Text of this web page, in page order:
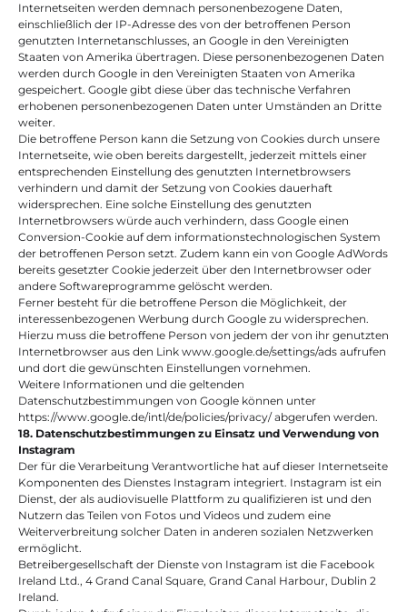
Internetseiten werden demnach personenbezogene Daten,
einschließlich der IP-Adresse des von der betroffenen Person
genutzten Internetanschlusses, an Google in den Vereinigten
Staaten von Amerika übertragen. Diese personenbezogenen Daten
werden durch Google in den Vereinigten Staaten von Amerika
gespeichert. Google gibt diese über das technische Verfahren
erhobenen personenbezogenen Daten unter Umständen an Dritte
weiter.
Die betroffene Person kann die Setzung von Cookies durch unsere
Internetseite, wie oben bereits dargestellt, jederzeit mittels einer
entsprechenden Einstellung des genutzten Internetbrowsers
verhindern und damit der Setzung von Cookies dauerhaft
widersprechen. Eine solche Einstellung des genutzten
Internetbrowsers würde auch verhindern, dass Google einen
Conversion-Cookie auf dem informationstechnologischen System
der betroffenen Person setzt. Zudem kann ein von Google AdWords
bereits gesetzter Cookie jederzeit über den Internetbrowser oder
andere Softwareprogramme gelöscht werden.
Ferner besteht für die betroffene Person die Möglichkeit, der
interessenbezogenen Werbung durch Google zu widersprechen.
Hierzu muss die betroffene Person von jedem der von ihr genutzten
Internetbrowser aus den Link www.google.de/settings/ads aufrufen
und dort die gewünschten Einstellungen vornehmen.
Weitere Informationen und die geltenden
Datenschutzbestimmungen von Google können unter
https://www.google.de/intl/de/policies/privacy/ abgerufen werden.
18. Datenschutzbestimmungen zu Einsatz und Verwendung von
Instagram
Der für die Verarbeitung Verantwortliche hat auf dieser Internetseite
Komponenten des Dienstes Instagram integriert. Instagram ist ein
Dienst, der als audiovisuelle Plattform zu qualifizieren ist und den
Nutzern das Teilen von Fotos und Videos und zudem eine
Weiterverbreitung solcher Daten in anderen sozialen Netzwerken
ermöglicht.
Betreibergesellschaft der Dienste von Instagram ist die Facebook
Ireland Ltd., 4 Grand Canal Square, Grand Canal Harbour, Dublin 2
Ireland.